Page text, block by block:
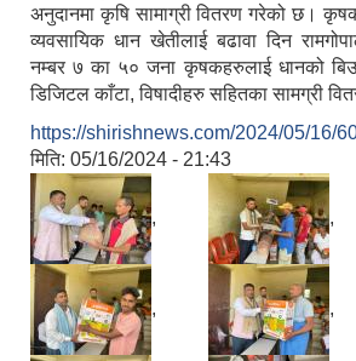
अनुदानमा कृषि सामाग्री वितरण गरेको छ।
व्यवसायिक धान खेतीलाई बढावा दिन
नम्बर ७ का ५० जना कृषकहरुलाई धानको
डिजिटल काँटा, विषादीहरु सहितका सामग्री
https://shirishnews.com/2024/05/16/
मिति: 05/16/2024 - 21:43
,
,